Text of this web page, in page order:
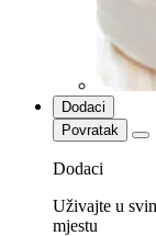
Dodaci
Povratak
Dodaci
Uživajte u
mjestu